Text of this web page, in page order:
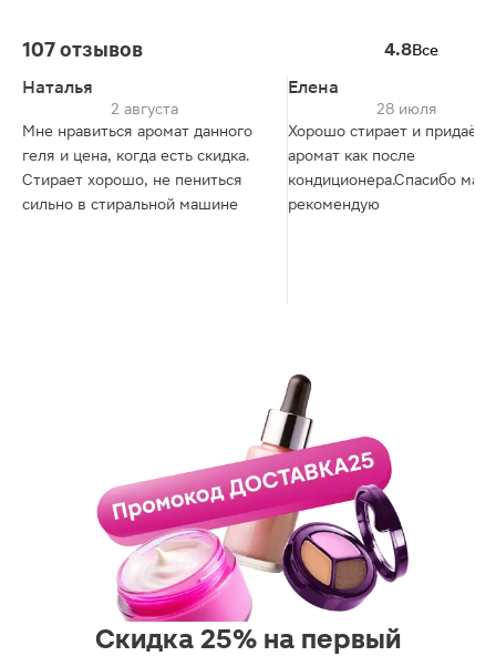
107 отзывов 4.8Все
Наталья
2 августа
Мне нравиться аромат данного
геля и цена, когда есть скидка.
Стирает хорошо, не пениться
сильно в стиральной машине
Елена
28 июля
Хорошо стирает и придаёт
аромат как после
кондиционера.Спасибо
рекомендую
Скидка 25% на первый